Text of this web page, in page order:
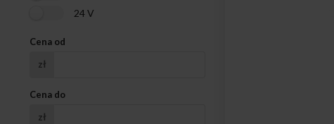
24 V
Cena od
zł
Cena do
zł